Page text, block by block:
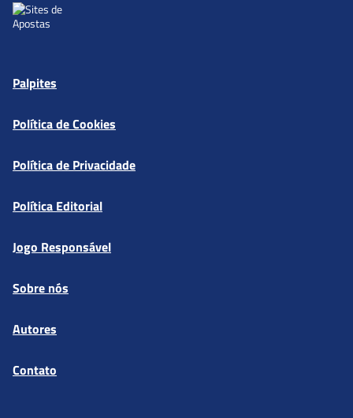
Palpites
Política de Cookies
Política de Privacidade
Política Editorial
Jogo Responsável
Sobre nós
Autores
Contato